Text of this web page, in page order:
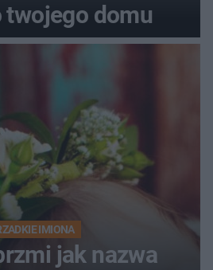
twojego domu
IMIONA
jak nazwa